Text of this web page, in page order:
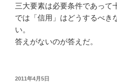
三大要素は必要条件であって
では「信用」はどうするべき
い。
答えがないのが答えだ。
投
2011年4月5日